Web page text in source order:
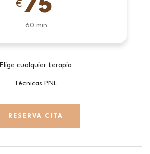
€ 75
60 min
Elige cualquier terapia
Técnicas PNL
RESERVA CITA